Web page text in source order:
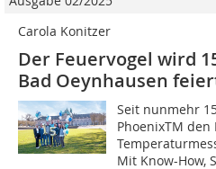
Carola Konitzer
Der Feuervogel wird
Bad Oeynhausen
Seit nunmehr
PhoenixTM
Mit Know-How,